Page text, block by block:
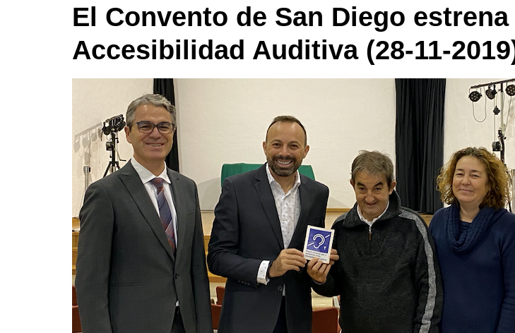
ACTIVIDADES
DOCUMENTACIÓN
El Convento de San Diego
Accesibilidad Auditiva (28-11-